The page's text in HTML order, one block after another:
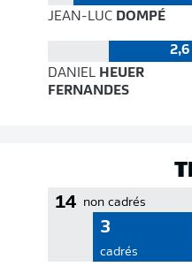
JEAN-LUC DOMPÉ
2,6
DANIEL HEUER
FERNANDES
14 non cadrés
3
cadrés